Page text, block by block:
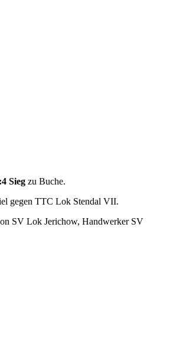
Sieg zu Buche.
gegen TTC Lok Stendal VII.
SV Lok Jerichow, Handwerker SV